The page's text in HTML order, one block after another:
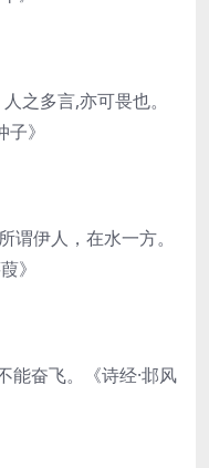
多言,亦可畏也。
子》
伊人，在水一方。
》
奋飞。《诗经·邶风